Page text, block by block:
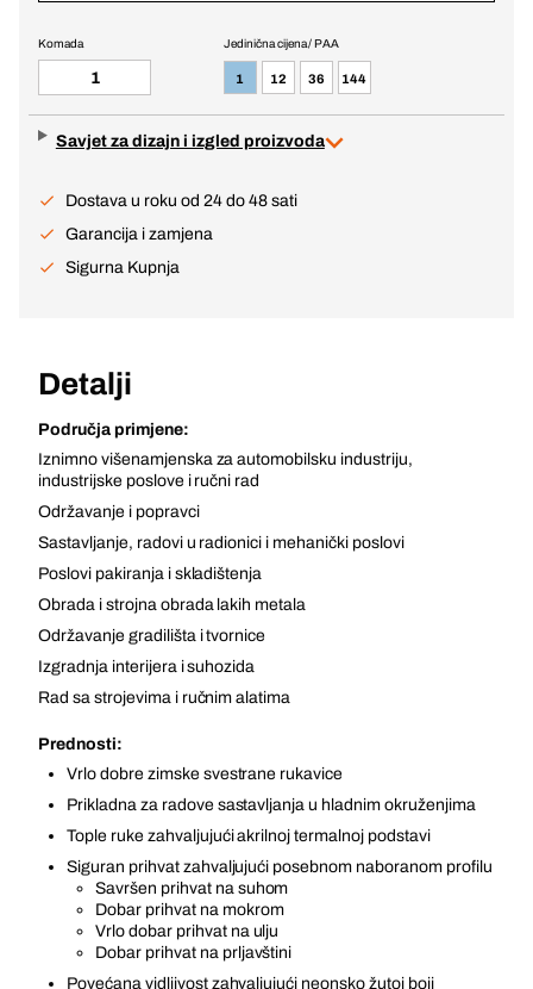
Jedinična cijena / PAA
1 12 36 144
Komada
Savjet za dizajn i izgled proizvoda
Dostava u roku od 24 do 48 sati
Garancija i zamjena
Sigurna Kupnja
Detalji
Područja primjene:
Iznimno višenamjenska za automobilsku industriju,
industrijske poslove i ručni rad
Održavanje i popravci
Sastavljanje, radovi u radionici i mehanički poslovi
Poslovi pakiranja i skladištenja
Obrada i strojna obrada lakih metala
Održavanje gradilišta i tvornice
Izgradnja interijera i suhozida
Rad sa strojevima i ručnim alatima
Prednosti:
Vrlo dobre zimske svestrane rukavice
Prikladna za radove sastavljanja u hladnim okruženjima
Tople ruke zahvaljujući akrilnoj termalnoj podstavi
Siguran prihvat zahvaljujući posebnom naboranom profilu
Savršen prihvat na suhom
Dobar prihvat na mokrom
Vrlo dobar prihvat na ulju
Dobar prihvat na prljavštini
Povećana vidljivost zahvaljujući neonsko žutoj boji